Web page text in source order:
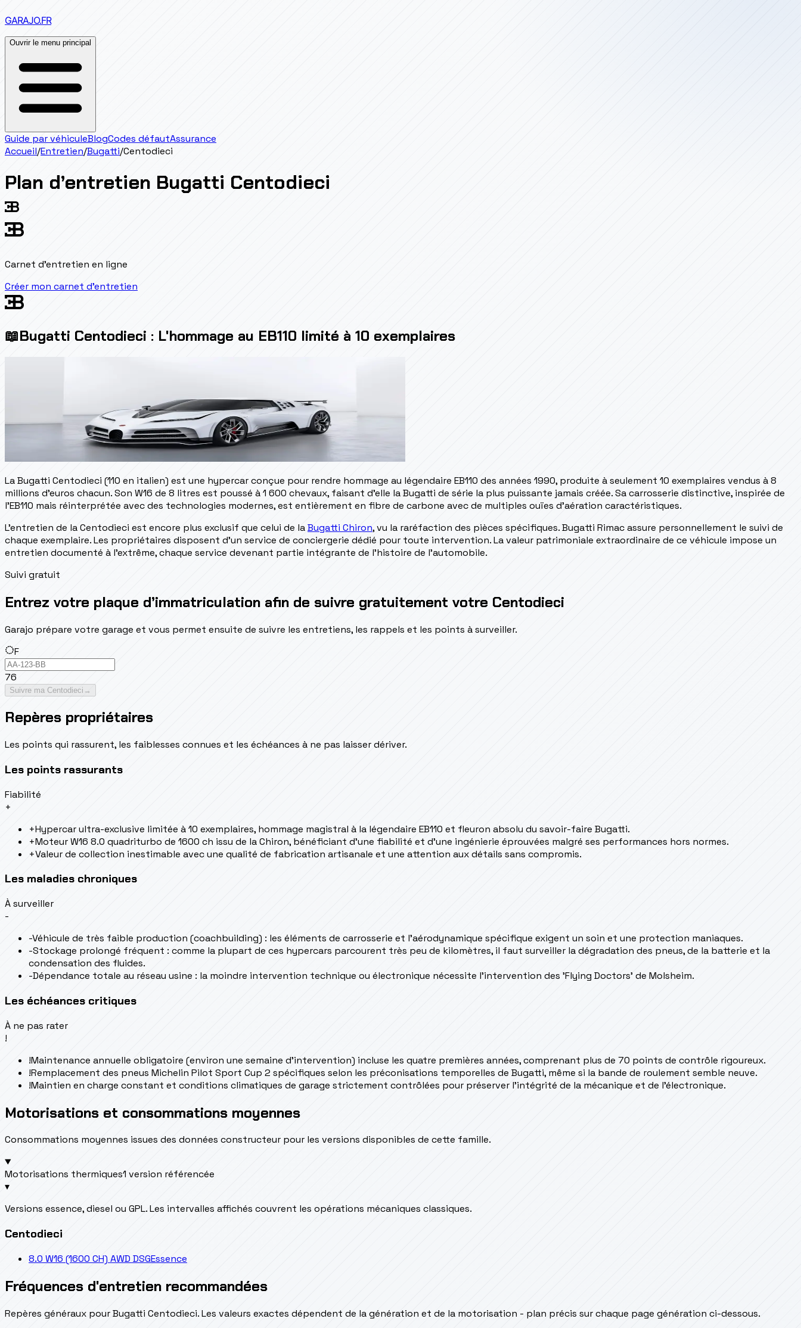
GARAJO.FR
Ouvrir le menu principal
Guide par véhiculeBlogCodes défautAssurance
Accueil/Entretien/Bugatti/Centodieci
Plan d’entretien Bugatti Centodieci
Carnet d'entretien en ligne
Créer mon carnet d'entretien
📖Bugatti Centodieci : L'hommage au EB110 limité à 10 exemplaires
La Bugatti Centodieci (110 en italien) est une hypercar conçue pour rendre hommage au légendaire EB110 des années 1990, produite à seulement 10 exemplaires vendus à 8
millions d'euros chacun. Son W16 de 8 litres est poussé à 1 600 chevaux, faisant d'elle la Bugatti de série la plus puissante jamais créée. Sa carrosserie distinctive, inspirée de
l'EB110 mais réinterprétée avec des technologies modernes, est entièrement en fibre de carbone avec de multiples ouïes d'aération caractéristiques.
L'entretien de la Centodieci est encore plus exclusif que celui de laBugatti Chiron, vu la raréfaction des pièces spécifiques. Bugatti Rimac assure personnellement le suivi de
chaque exemplaire. Les propriétaires disposent d'un service de conciergerie dédié pour toute intervention. La valeur patrimoniale extraordinaire de ce véhicule impose un
entretien documenté à l'extrême, chaque service devenant partie intégrante de l'histoire de l'automobile.
Suivi gratuit
Entrez votre plaque d’immatriculation afin de suivre gratuitement votre Centodieci
Garajo prépare votre garage et vous permet ensuite de suivre les entretiens, les rappels et les points à surveiller.
F
76
Suivre ma Centodieci →
Repères propriétaires
Les points qui rassurent, les faiblesses connues et les échéances à ne pas laisser dériver.
Les points rassurants
Fiabilité
+
+Hypercar ultra-exclusive limitée à 10 exemplaires, hommage magistral à la légendaire EB110 et fleuron absolu du savoir-faire Bugatti.
+Moteur W16 8.0 quadriturbo de 1600 ch issu de la Chiron, bénéficiant d'une fiabilité et d'une ingénierie éprouvées malgré ses performances hors normes.
+Valeur de collection inestimable avec une qualité de fabrication artisanale et une attention aux détails sans compromis.
Les maladies chroniques
À surveiller
-
-Véhicule de très faible production (coachbuilding) : les éléments de carrosserie et l'aérodynamique spécifique exigent un soin et une protection maniaques.
-Stockage prolongé fréquent : comme la plupart de ces hypercars parcourent très peu de kilomètres, il faut surveiller la dégradation des pneus, de la batterie et la
condensation des fluides.
-Dépendance totale au réseau usine : la moindre intervention technique ou électronique nécessite l'intervention des 'Flying Doctors' de Molsheim.
Les échéances critiques
À ne pas rater
!
!Maintenance annuelle obligatoire (environ une semaine d'intervention) incluse les quatre premières années, comprenant plus de 70 points de contrôle rigoureux.
!Remplacement des pneus Michelin Pilot Sport Cup 2 spécifiques selon les préconisations temporelles de Bugatti, même si la bande de roulement semble neuve.
!Maintien en charge constant et conditions climatiques de garage strictement contrôlées pour préserver l'intégrité de la mécanique et de l'électronique.
Motorisations et consommations moyennes
Consommations moyennes issues des données constructeur pour les versions disponibles de cette famille.
Motorisations thermiques1 version référencée
▾
Versions essence, diesel ou GPL. Les intervalles affichés couvrent les opérations mécaniques classiques.
Centodieci
8.0 W16 (1600 CH) AWD DSGEssence
Fréquences d'entretien recommandées
Repères généraux pour Bugatti Centodieci. Les valeurs exactes dépendent de la génération et de la motorisation - plan précis sur chaque page génération ci-dessous.